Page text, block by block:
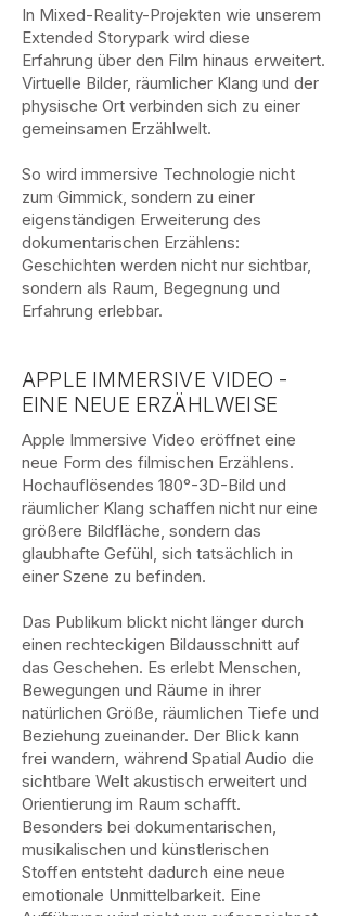
In Mixed-Reality-Projekten wie unserem
Extended Storypark wird diese
Erfahrung über den Film hinaus erweitert.
Virtuelle Bilder, räumlicher Klang und der
physische Ort verbinden sich zu einer
gemeinsamen Erzählwelt.
So wird immersive Technologie nicht
zum Gimmick, sondern zu einer
eigenständigen Erweiterung des
dokumentarischen Erzählens:
Geschichten werden nicht nur sichtbar,
sondern als Raum, Begegnung und
Erfahrung erlebbar.
APPLE IMMERSIVE VIDEO -
EINE NEUE ERZÄHLWEISE
Apple Immersive Video eröffnet eine
neue Form des filmischen Erzählens.
Hochauflösendes 180°-3D-Bild und
räumlicher Klang schaffen nicht nur eine
größere Bildfläche, sondern das
glaubhafte Gefühl, sich tatsächlich in
einer Szene zu befinden.
Das Publikum blickt nicht länger durch
einen rechteckigen Bildausschnitt auf
das Geschehen. Es erlebt Menschen,
Bewegungen und Räume in ihrer
natürlichen Größe, räumlichen Tiefe und
Beziehung zueinander. Der Blick kann
frei wandern, während Spatial Audio die
sichtbare Welt akustisch erweitert und
Orientierung im Raum schafft.
Besonders bei dokumentarischen,
musikalischen und künstlerischen
Stoffen entsteht dadurch eine neue
emotionale Unmittelbarkeit. Eine